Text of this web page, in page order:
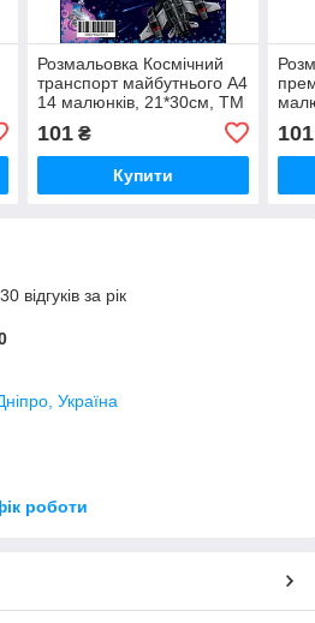
Розмальовка Космічний
транспорт майбутнього А4
14 малюнків, 21*30см, ТМ
101₴
Купити
101
відгуків за рік
Україна
роботи